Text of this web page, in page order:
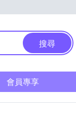
搜尋
會員專享